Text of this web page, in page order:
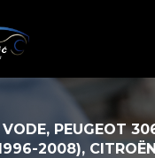
PEUGEOT
2008),